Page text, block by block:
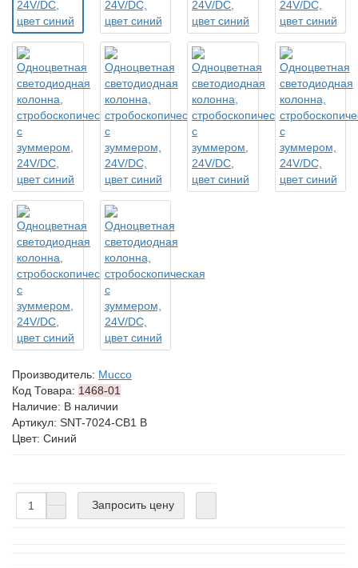
Производитель: Mucco
Код Товара: 1468-01
Наличие: В наличии
Артикул: SNT-7024-CB1 B
Цвет: Синий
Запросить цену